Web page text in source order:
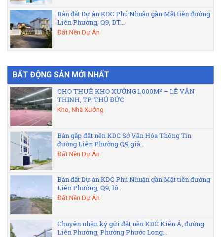
Bán đất Dự án KDC Phú Nhuận gần Mặt tiền đường
Liên Phường, Q9, DT...
Đất Nền Dự Án
BẤT ĐỘNG SẢN MỚI NHẤT
CHO THUÊ KHO XƯỞNG 1.000M² – LÊ VĂN
THỊNH, TP. THỦ ĐỨC
Kho, Nhà Xưởng
Bán gấp đất nền KDC Sở Văn Hóa Thông Tin
đường Liên Phường Q9 giá...
Đất Nền Dự Án
Bán đất Dự án KDC Phú Nhuận gần Mặt tiền đường
Liên Phường, Q9, lô...
Đất Nền Dự Án
Chuyên nhận ký gửi đất nền KDC Kiến Á, đường
Liên Phường, Phường Phước Long...